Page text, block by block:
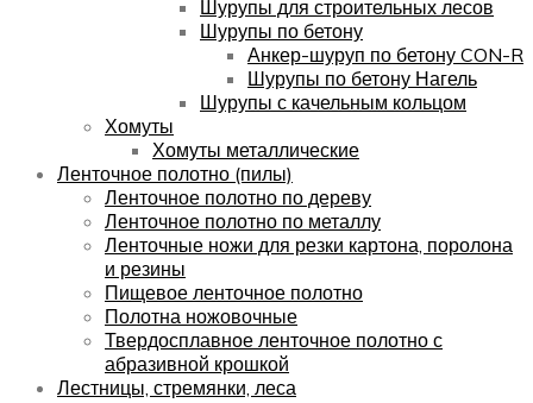
Шурупы для строительных лесов
Шурупы по бетону
Анкер-шуруп по бетону CON-R
Шурупы по бетону Нагель
Шурупы с качельным кольцом
Хомуты
Хомуты металлические
Ленточное полотно (пилы)
Ленточное полотно по дереву
Ленточное полотно по металлу
Ленточные ножи для резки картона, поролона
и резины
Пищевое ленточное полотно
Полотна ножовочные
Твердосплавное ленточное полотно с
абразивной крошкой
Лестницы, стремянки, леса